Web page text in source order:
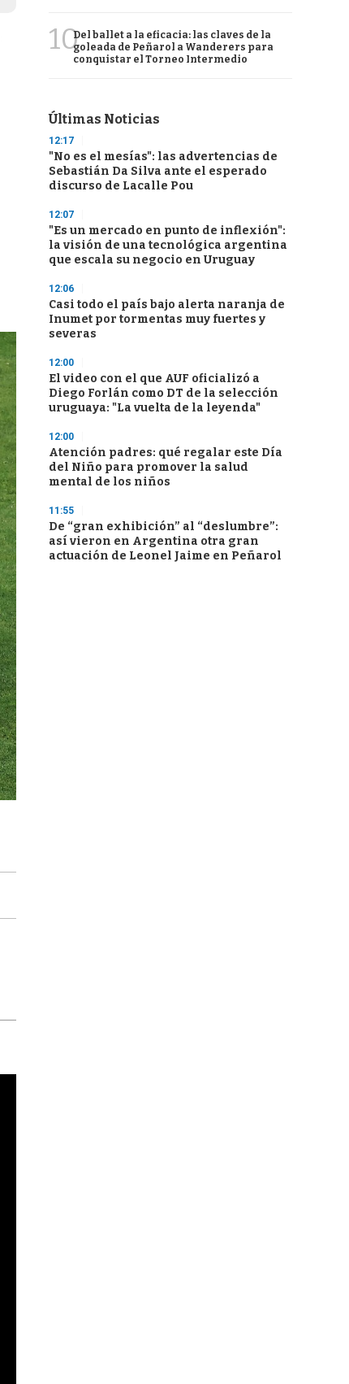
10Del ballet a la eficacia: las claves de la
goleada de Peñarol a Wanderers para
conquistar el Torneo Intermedio
Últimas Noticias
12:17
"No es el mesías": las advertencias de
Sebastián Da Silva ante el esperado
discurso de Lacalle Pou
12:07
"Es un mercado en punto de inflexión":
la visión de una tecnológica argentina
que escala su negocio en Uruguay
12:06
Casi todo el país bajo alerta naranja de
Inumet por tormentas muy fuertes y
severas
12:00
El video con el que AUF oficializó a
Diego Forlán como DT de la selección
uruguaya: "La vuelta de la leyenda"
12:00
Atención padres: qué regalar este Día
del Niño para promover la salud
mental de los niños
11:55
De “gran exhibición” al “deslumbre”:
así vieron en Argentina otra gran
actuación de Leonel Jaime en Peñarol